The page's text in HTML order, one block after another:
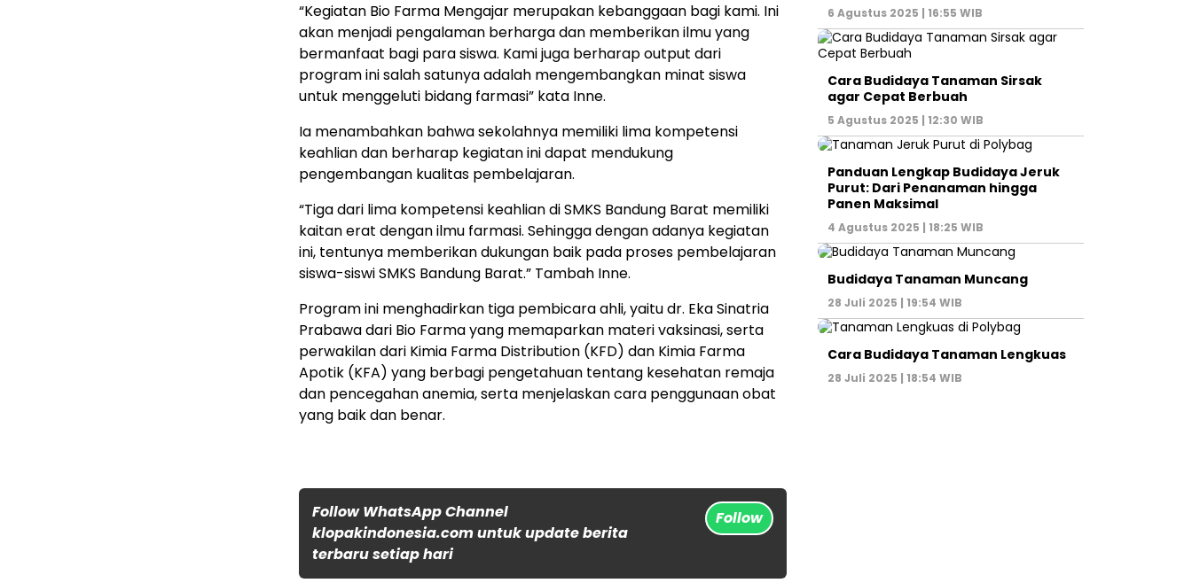
“Kegiatan Bio Farma Mengajar merupakan kebanggaan bagi kami. Ini
akan menjadi pengalaman berharga dan memberikan ilmu yang
bermanfaat bagi para siswa. Kami juga berharap output dari
program ini salah satunya adalah mengembangkan minat siswa
untuk menggeluti bidang farmasi” kata Inne.
Ia menambahkan bahwa sekolahnya memiliki lima kompetensi
keahlian dan berharap kegiatan ini dapat mendukung
pengembangan kualitas pembelajaran.
“Tiga dari lima kompetensi keahlian di SMKS Bandung Barat memiliki
kaitan erat dengan ilmu farmasi. Sehingga dengan adanya kegiatan
ini, tentunya memberikan dukungan baik pada proses pembelajaran
siswa-siswi SMKS Bandung Barat.” Tambah Inne.
Program ini menghadirkan tiga pembicara ahli, yaitu dr. Eka Sinatria
Prabawa dari Bio Farma yang memaparkan materi vaksinasi, serta
perwakilan dari Kimia Farma Distribution (KFD) dan Kimia Farma
Apotik (KFA) yang berbagi pengetahuan tentang kesehatan remaja
dan pencegahan anemia, serta menjelaskan cara penggunaan obat
yang baik dan benar.
Follow WhatsApp Channel
klopakindonesia.com untuk update berita
terbaru setiap hari
Follow
6 Agustus 2025 | 16:55 WIB
Cara Budidaya Tanaman Sirsak
agar Cepat Berbuah
5 Agustus 2025 | 12:30 WIB
Panduan Lengkap Budidaya Jeruk
Purut: Dari Penanaman hingga
Panen Maksimal
4 Agustus 2025 | 18:25 WIB
Budidaya Tanaman Muncang
28 Juli 2025 | 19:54 WIB
Cara Budidaya Tanaman Lengkuas
28 Juli 2025 | 18:54 WIB